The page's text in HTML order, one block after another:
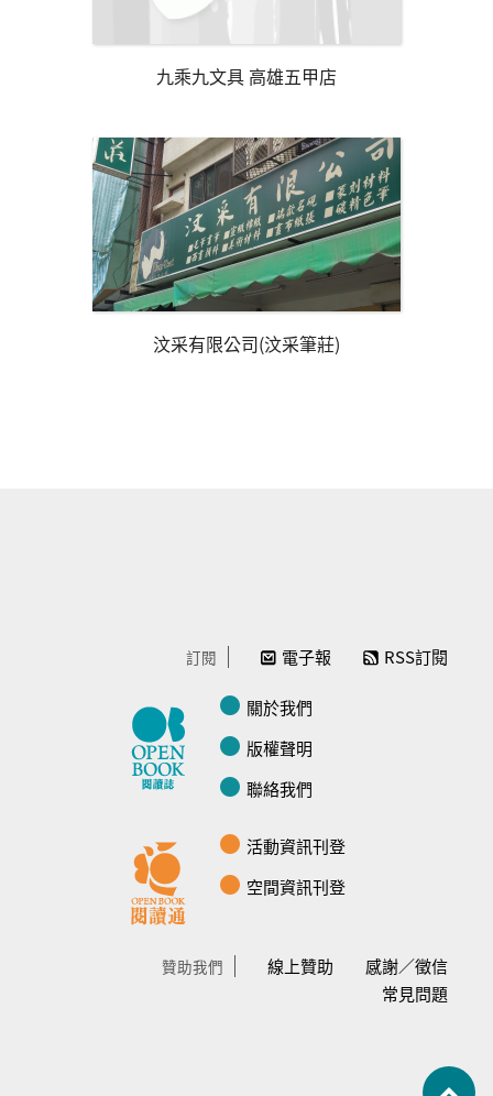
九乘九文具 高雄五甲店
汶采有限公司(汶采筆莊)
訂閱 電子報 RSS訂閱
關於我們
版權聲明
聯絡我們
活動資訊刊登
空間資訊刊登
贊助我們 線上贊助
感謝／徵信
常見問題